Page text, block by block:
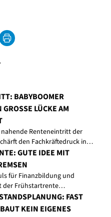
BABYBOOMER
LÜCKE AM A
Renteneintritt der
den Fachkräftedruck in…
GUTE IDEE MIT
für Finanzbildung und
der Frühstartrente…
FAST
KEIN EIGENES